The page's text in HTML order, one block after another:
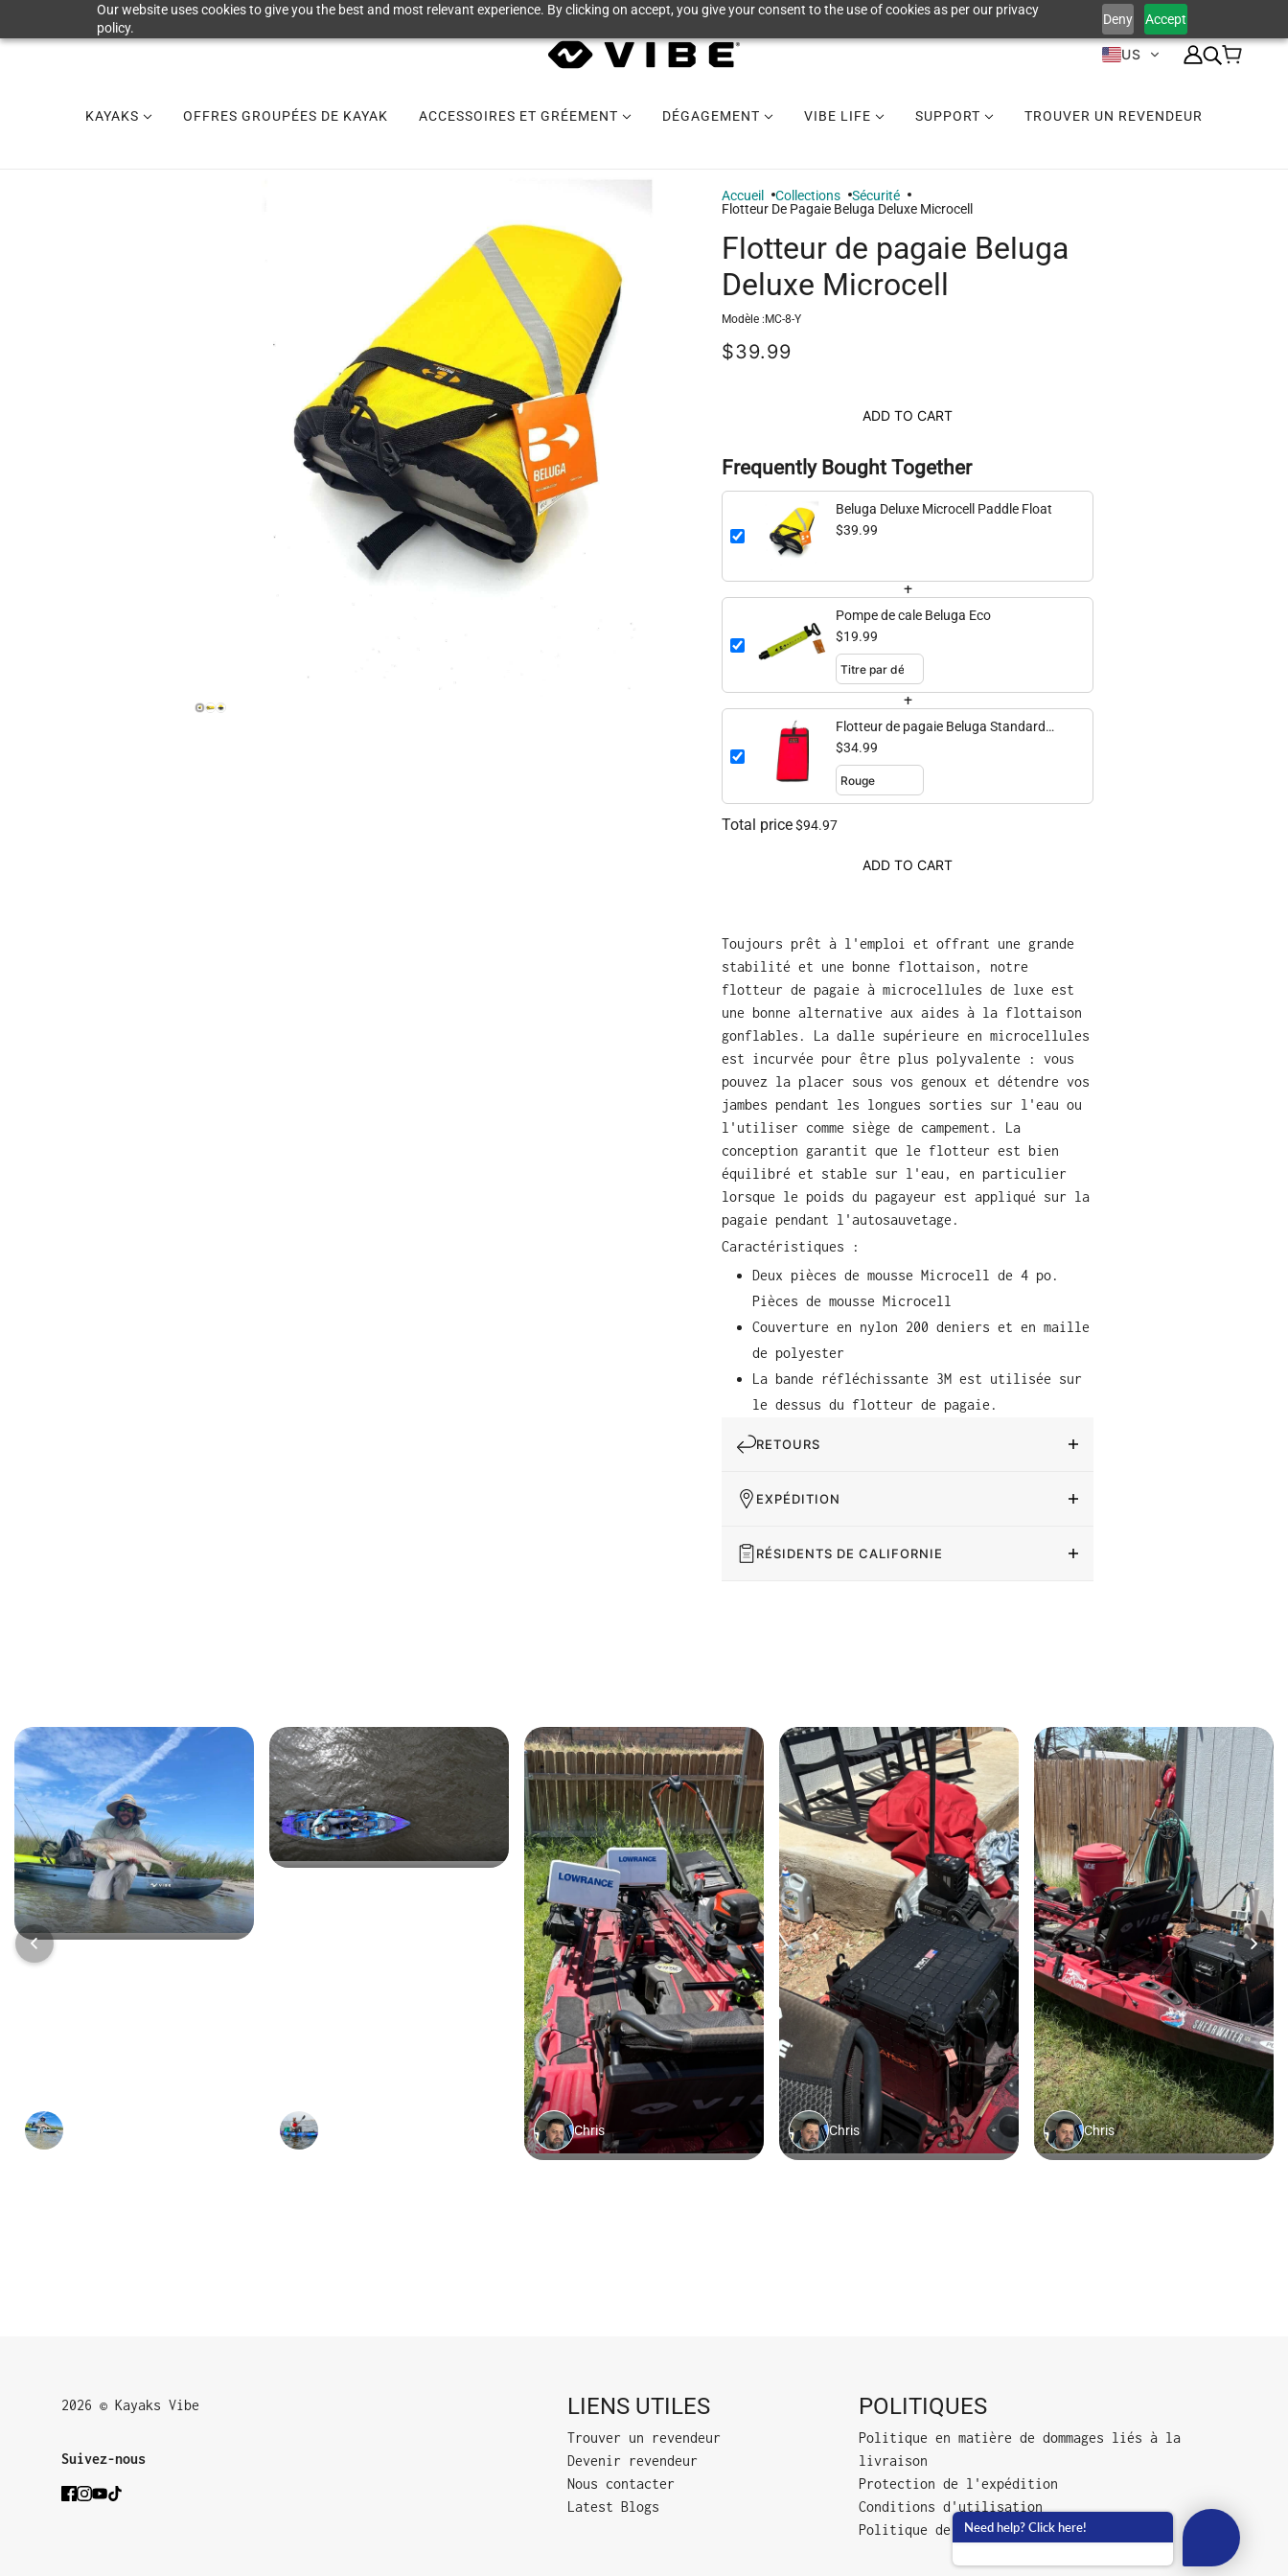
Our website uses cookies to give you the best and most relevant experience. By clicking on accept, you give your consent to the use of cookies as per our privacy
policy.
Deny Accept
US
KAYAKS OFFRES GROUPÉES DE KAYAK ACCESSOIRES ET GRÉEMENT DÉGAGEMENT VIBE LIFE SUPPORT TROUVER UN REVENDEUR
Accueil Collections
Sécurité
Flotteur De Pagaie Beluga Deluxe Microcell
Flotteur de pagaie Beluga
Deluxe Microcell
Modèle : MC-8-Y
$39.99
ADD TO CART
Frequently Bought Together
Beluga Deluxe Microcell Paddle Float
$39.99
+
Pompe de cale Beluga Eco
$19.99
+
Flotteur de pagaie Beluga Standard
Microcell
$34.99
Total price$94.97
ADD TO CART
Toujours prêt à l'emploi et offrant une grande
stabilité et une bonne flottaison, notre
flotteur de pagaie à microcellules de luxe est
une bonne alternative aux aides à la flottaison
gonflables. La dalle supérieure en microcellules
est incurvée pour être plus polyvalente : vous
pouvez la placer sous vos genoux et détendre vos
jambes pendant les longues sorties sur l'eau ou
l'utiliser comme siège de campement. La
conception garantit que le flotteur est bien
équilibré et stable sur l'eau, en particulier
lorsque le poids du pagayeur est appliqué sur la
pagaie pendant l'autosauvetage.
Caractéristiques :
Deux pièces de mousse Microcell de 4 po.
Pièces de mousse Microcell
Couverture en nylon 200 deniers et en maille
de polyester
La bande réfléchissante 3M est utilisée sur
le dessus du flotteur de pagaie.
RETOURS
EXPÉDITION
RÉSIDENTS DE CALIFORNIE
2026 © Kayaks Vibe
Suivez-nous
LIENS UTILES
Trouver un revendeur
Devenir revendeur
Nous contacter
Latest Blogs
POLITIQUES
Politique en matière de dommages liés à la
livraison
Protection de l'expédition
Conditions d'utilisation
Politique de confidentialité
Need help? Click here!